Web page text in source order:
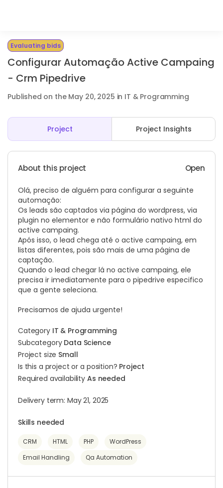
Evaluating bids
Configurar Automação Active Campaing
- Crm Pipedrive
Published on the May 20, 2025 in IT & Programming
Project Project Insights
About this project Open
Olá, preciso de alguém para configurar a seguinte
automação:
Os leads são captados via página do wordpress, via
plugin no elementor e não formulário nativo html do
active campaing.
Após isso, o lead chega até o active campaing, em
listas diferentes, pois são mais de uma página de
captação.
Quando o lead chegar lá no active campaing, ele
precisa ir imediatamente para o pipedrive especifico
que a gente seleciona.
Precisamos de ajuda urgente!
Category IT & Programming
Subcategory Data Science
Project size Small
Is this a project or a position? Project
Required availability As needed
Delivery term: May 21, 2025
Skills needed
CRM HTML PHP
WordPress
Email Handling
Qa Automation